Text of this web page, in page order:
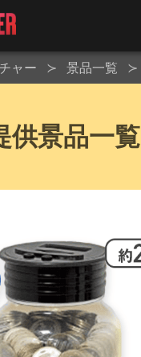
ャー 景品一覧
供景品一覧